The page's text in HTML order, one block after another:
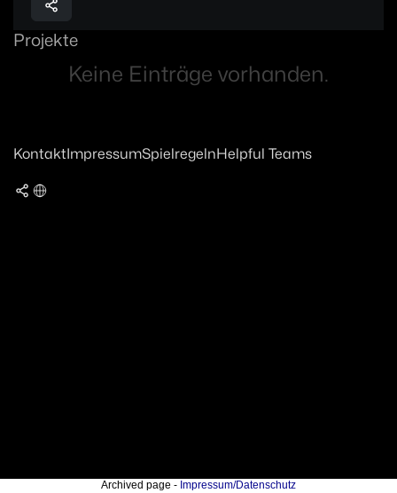
Projekte
Keine Einträge vorhanden.
KontaktImpressumSpielregelnHelpful Teams
Archived page - Impressum/Datenschutz